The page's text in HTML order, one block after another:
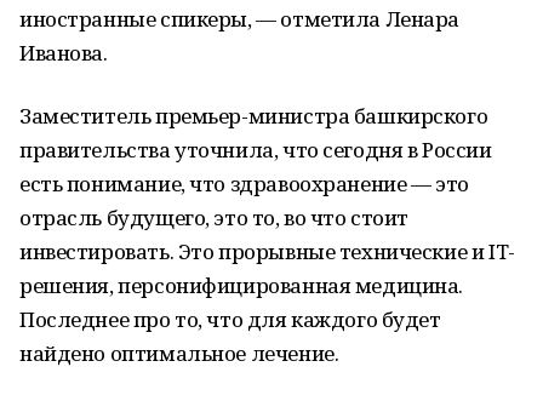
иностранные спикеры, — отметила Ленара
Иванова.
Заместитель премьер-министра башкирского
правительства уточнила, что сегодня в России
есть понимание, что здравоохранение — это
отрасль будущего, это то, во что стоит
инвестировать. Это прорывные технические и IT-
решения, персонифицированная медицина.
Последнее про то, что для каждого будет
найдено оптимальное лечение.